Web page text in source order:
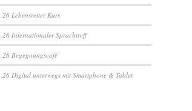
Lebensretter Kurs
Internationaler Sprachtreff
Begegnungscafé
Digital unterwegs mit Smartphone & Tablet